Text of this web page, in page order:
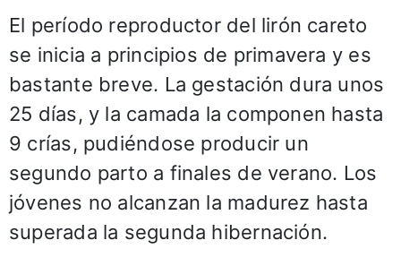
El período reproductor del lirón careto
se inicia a principios de primavera y es
bastante breve. La gestación dura unos
25 días, y la camada la componen hasta
9 crías, pudiéndose producir un
segundo parto a finales de verano. Los
jóvenes no alcanzan la madurez hasta
superada la segunda hibernación.